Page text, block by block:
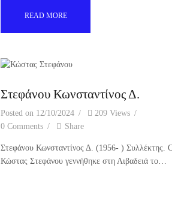
READ MORE
Στεφάνου Κωνσταντίνος Δ.
Posted on 12/10/2024 209 Views
0 Comments Share
Στεφάνου Κωνσταντίνος Δ. (1956- ) Συλλέκτης.
Κώστας Στεφάνου γεννήθηκε στη Λιβαδειά το…